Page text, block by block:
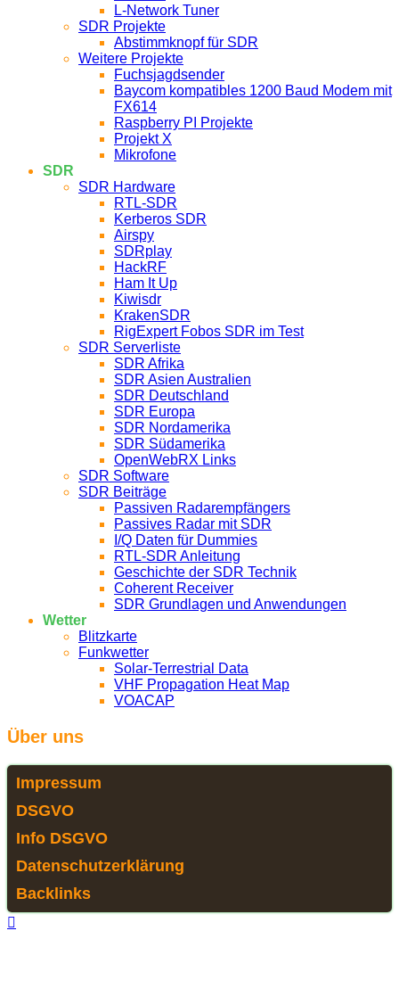
L-Network Tuner
SDR Projekte
Abstimmknopf für SDR
Weitere Projekte
Fuchsjagdsender
Baycom kompatibles 1200 Baud Modem mit
FX614
Raspberry PI Projekte
Projekt X
Mikrofone
SDR
SDR Hardware
RTL-SDR
Kerberos SDR
Airspy
SDRplay
HackRF
Ham It Up
Kiwisdr
KrakenSDR
RigExpert Fobos SDR im Test
SDR Serverliste
SDR Afrika
SDR Asien Australien
SDR Deutschland
SDR Europa
SDR Nordamerika
SDR Südamerika
OpenWebRX Links
SDR Software
SDR Beiträge
Passiven Radarempfängers
Passives Radar mit SDR
I/Q Daten für Dummies
RTL-SDR Anleitung
Geschichte der SDR Technik
Coherent Receiver
SDR Grundlagen und Anwendungen
Wetter
Blitzkarte
Funkwetter
Solar-Terrestrial Data
VHF Propagation Heat Map
VOACAP
Über uns
Impressum
DSGVO
Info DSGVO
Datenschutzerklärung
Backlinks